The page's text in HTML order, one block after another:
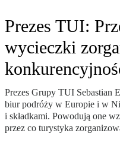
Prezes TUI:
wycieczki
Prezes Grupy TUI Sebastian
biur podróży w Europie i w
i składkami. Powodują one
przez co turystyka